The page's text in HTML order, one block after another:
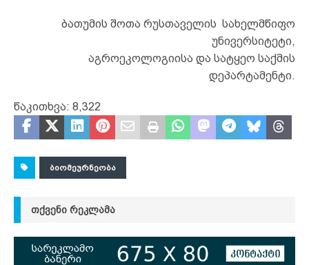
ბათუმის შოთა რუსთაველის სახელმწიფო
უნივერსიტეტი,
აგროეკოლოგიისა და სატყეო საქმის
დეპარტამენტი.
წაკითხვა: 8,322
ᲑᲘᲝᲛᲔᲣᲠᲜᲔᲝᲑᲐ
ᲗᲥᲕᲔᲜᲘ ᲠᲔᲙᲚᲐᲛᲐ